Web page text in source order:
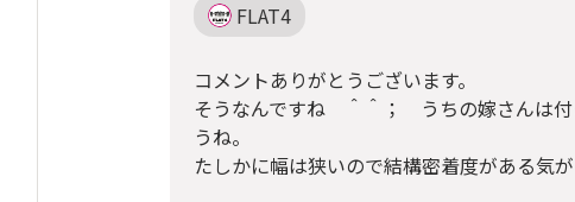
FLAT4
コメントありがとうございます。
そうなんですね ＾＾； うちの嫁さんは付
うね。
たしかに幅は狭いので結構密着度がある気が